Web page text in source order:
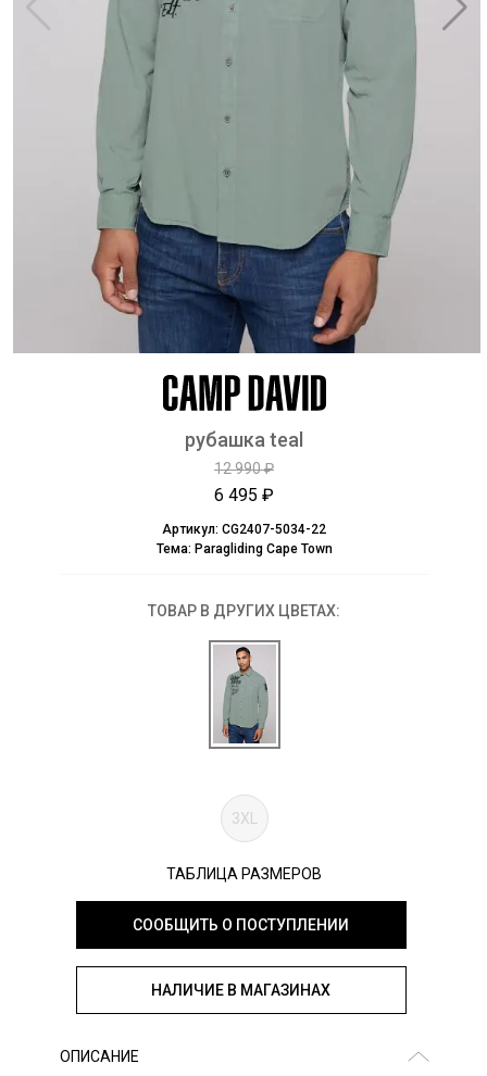
рубашка teal
12 990 ₽
6 495 ₽
Артикул: CG2407-5034-22
Тема: Paragliding Cape Town
ТОВАР В ДРУГИХ ЦВЕТАХ:
3XL
ТАБЛИЦА РАЗМЕРОВ
СООБЩИТЬ О ПОСТУПЛЕНИИ
НАЛИЧИЕ В МАГАЗИНАХ
ОПИСАНИЕ